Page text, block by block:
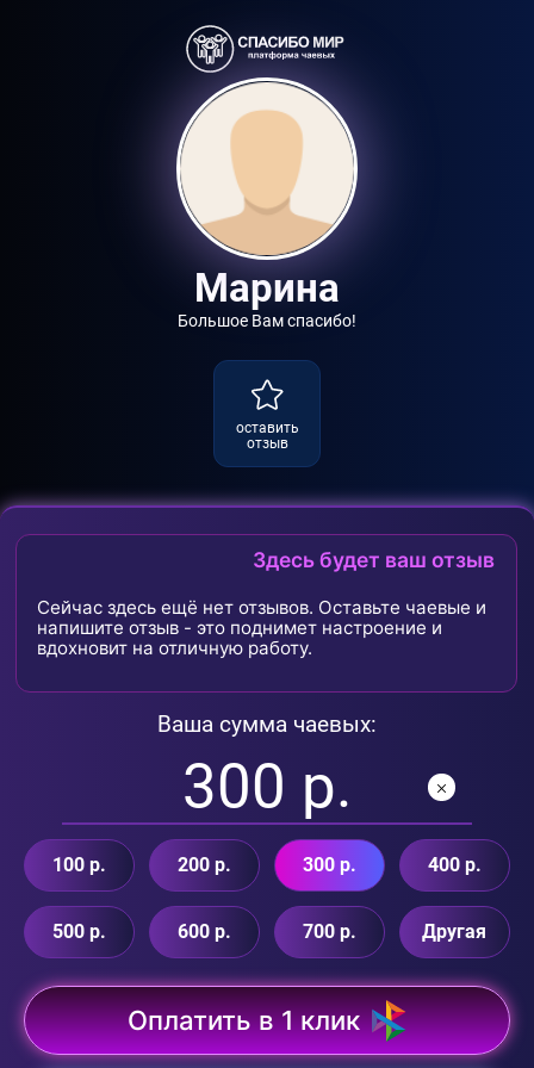
Марина
Большое Вам спасибо!
оставить
отзыв
Здесь будет ваш отзыв
Сейчас здесь ещё нет отзывов. Оставьте чаевые и
напишите отзыв - это поднимет настроение и
вдохновит на отличную работу.
Ваша сумма чаевых:
100 р. 200 р. 300 р. 400 р.
500 р. 600 р. 700 р. Другая
Оплатить в 1 клик